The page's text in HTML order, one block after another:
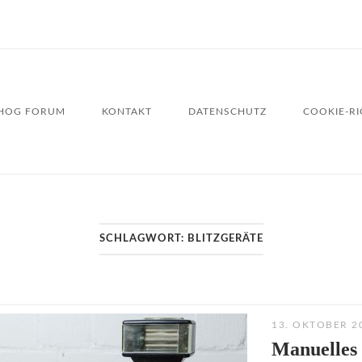
FORUM KONTAKT DATENSCHUTZ COOKIE-
SCHLAGWORT: BLITZGERÄTE
13. OKTOBER